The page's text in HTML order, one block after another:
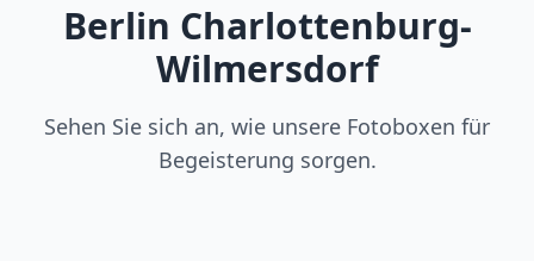
Berlin Charlottenburg-
Wilmersdorf
Sehen Sie sich an, wie unsere Fotoboxen für
Begeisterung sorgen.